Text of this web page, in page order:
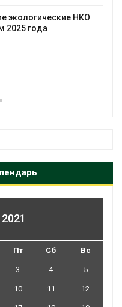
экологические НКО
2025 года
Пт Сб Вс
3 4 5
10 11 12